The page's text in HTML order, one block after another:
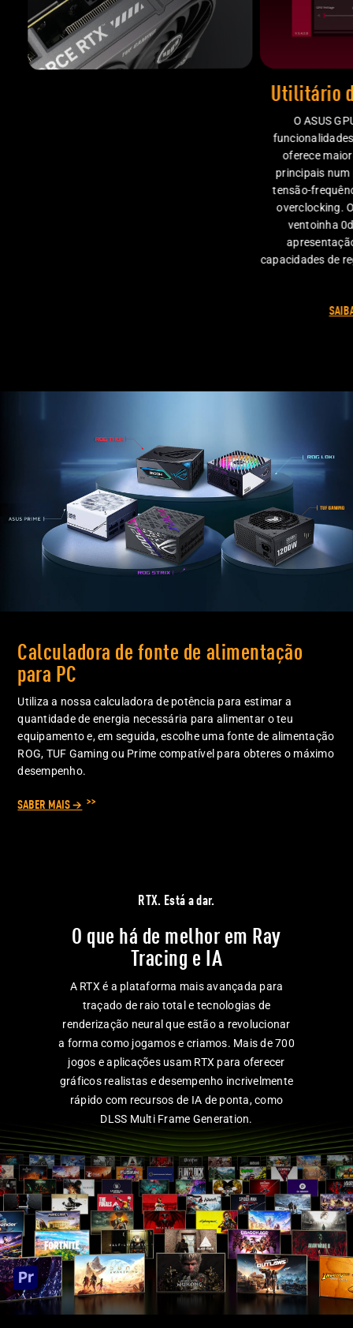
Utilitário
O ASUS
oferece
principais
tensão-
overclocking.
ventoinha
capacidades de
Calculadora de fonte de alimentação
para PC
Utiliza a nossa calculadora de potência para estimar a
quantidade de energia necessária para alimentar o teu
equipamento e, em seguida, escolhe uma fonte de alimentação
ROG, TUF Gaming ou Prime compatível para obteres o máximo
desempenho.
SABER MAIS →
RTX. Está a dar.
O que há de melhor em Ray
Tracing e IA
A RTX é a plataforma mais avançada para
traçado de raio total e tecnologias de
renderização neural que estão a revolucionar
a forma como jogamos e criamos. Mais de 700
jogos e aplicações usam RTX para oferecer
gráficos realistas e desempenho incrivelmente
rápido com recursos de IA de ponta, como
DLSS Multi Frame Generation.